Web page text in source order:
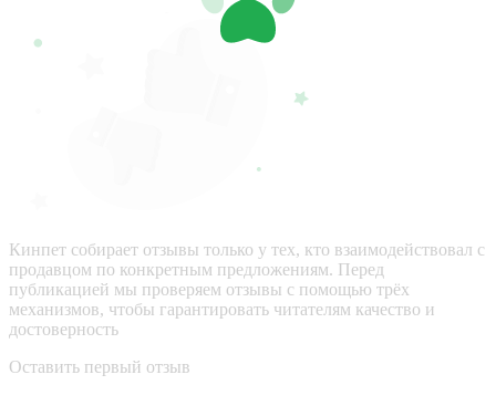
Кинпет собирает отзывы только у тех, кто взаимодействовал с
продавцом по конкретным предложениям. Перед
публикацией мы проверяем отзывы с помощью трёх
механизмов, чтобы гарантировать читателям качество и
достоверность
Оставить первый отзыв